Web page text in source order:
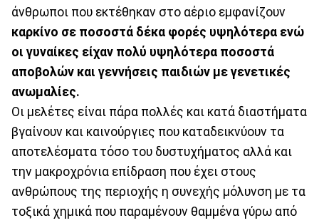
άνθρωποι που εκτέθηκαν στο αέριο εμφανίζουν
καρκίνο σε ποσοστά δέκα φορές υψηλότερα ενώ
οι γυναίκες είχαν πολύ υψηλότερα ποσοστά
αποβολών και γεννήσεις παιδιών με γενετικές
ανωμαλίες.
Οι μελέτες είναι πάρα πολλές και κατά διαστήματα
βγαίνουν και καινούργιες που καταδεικνύουν τα
αποτελέσματα τόσο του δυστυχήματος αλλά και
την μακροχρόνια επίδραση που έχει στους
ανθρώπους της περιοχής η συνεχής μόλυνση με τα
τοξικά χημικά που παραμένουν θαμμένα γύρω από